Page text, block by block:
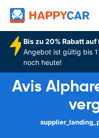
Bis zu 20% Rabatt
Angebot ist gültig bis
noch heute!
Avis